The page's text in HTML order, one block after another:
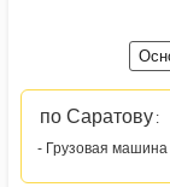
по Саратову :
- Грузовая машина